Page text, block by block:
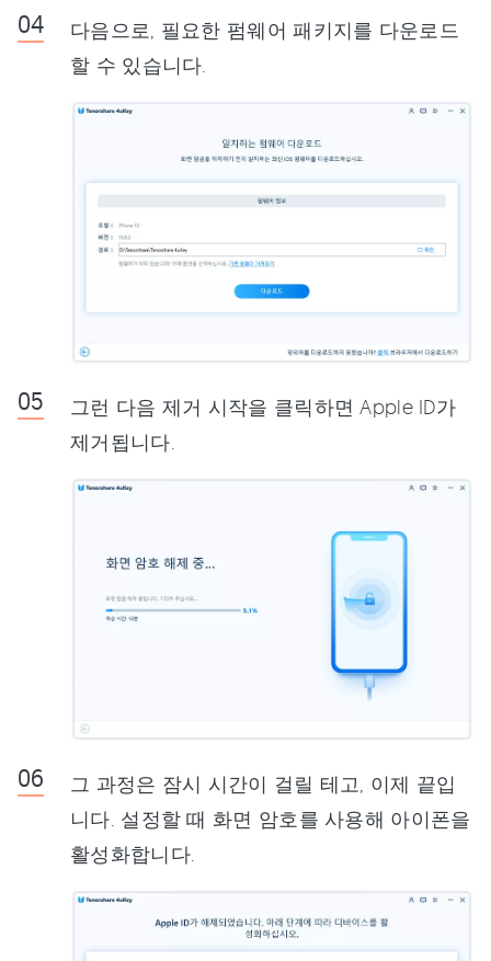
다음으로, 필요한 펌웨어 패키지를 다운로드
할 수 있습니다.
그런 다음 제거 시작을 클릭하면 Apple ID가
제거됩니다.
그 과정은 잠시 시간이 걸릴 테고, 이제 끝입
니다. 설정할 때 화면 암호를 사용해 아이폰을
활성화합니다.